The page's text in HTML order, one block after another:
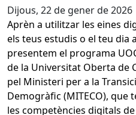
Dijous, 22 de gener de 2026
Aprèn a utilitzar les eines
els teus estudis o el teu dia
presentem el programa
de la Universitat Oberta de
pel Ministeri per a la
Demogràfic (MITECO),
les competències digitals